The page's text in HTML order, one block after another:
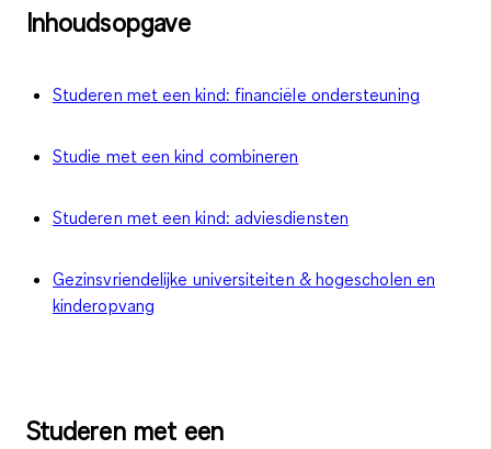
Inhoudsopgave
Studeren met een kind: financiële ondersteuning
Studie met een kind combineren
Studeren met een kind: adviesdiensten
Gezinsvriendelijke universiteiten & hogescholen en
kinderopvang
Studeren met een